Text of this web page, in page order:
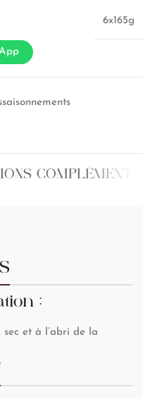
6x165g
:
et à l’abri de la